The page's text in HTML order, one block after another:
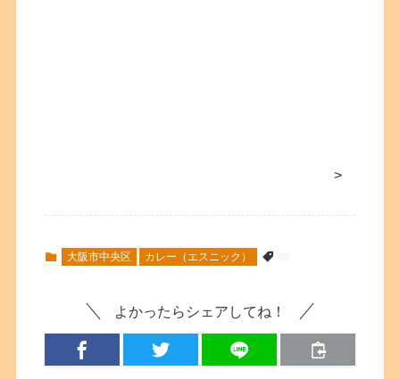
>
大阪市中央区 カレー（エスニック）
よかったらシェアしてね！